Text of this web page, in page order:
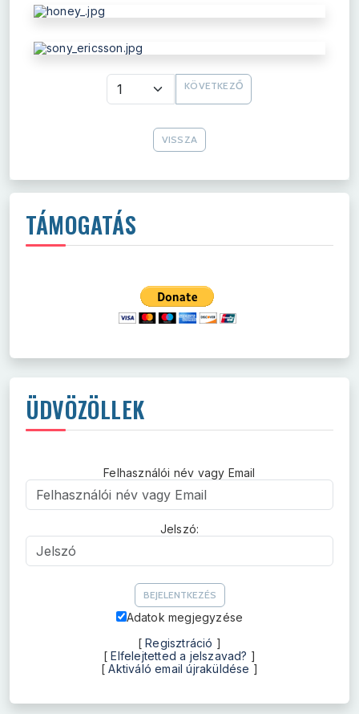
KÖVETKEZŐ
VISSZA
TÁMOGATÁS
ÜDVÖZÖLLEK
Felhasználói név vagy Email
Felhasználói név vagy Email
Jelszó:
Jelszó
Adatok megjegyzése
[Regisztráció ]
[Elfelejtetted a jelszavad? ]
[Aktiváló email újraküldése ]